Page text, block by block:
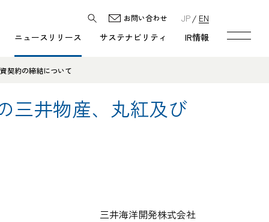
ニュースリリース サステナビリティ IR情報
お問い合わせ JP EN
契約の締結について
三井物産、丸紅及び
三井海洋開発株式会社